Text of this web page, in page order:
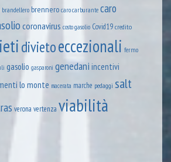
brandellero brennero caro carburante caro
coronavirus costo gasolio Covid19credito
divietoeccezionali fermo
gasolio gasparoni genedani incentivi
lo monte macerata marche pedaggi salt
verona vertenza viabilità